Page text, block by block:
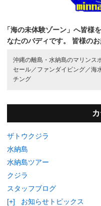
「海の未体験ゾーン」へ皆様
なたのバディです。
皆様の
沖縄の離島・水納島のマリンス
セール／ ファンダイビング／海
チング
ザトウクジラ
水納島
水納島ツアー
クジラ
スタッフブログ
[+]
お知らせトピックス